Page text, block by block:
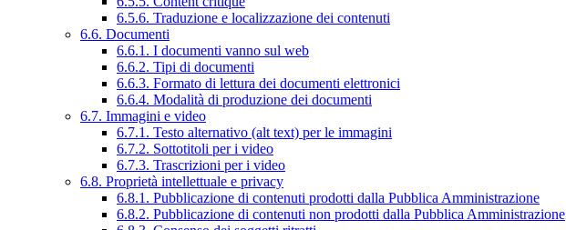
6.5.6. Traduzione e localizzazione dei contenuti
6.6. Documenti
6.6.1. I documenti vanno sul web
6.6.2. Tipi di documenti
6.6.3. Formato di lettura dei documenti elettronici
6.6.4. Modalità di produzione dei documenti
6.7. Immagini e video
6.7.1. Testo alternativo (alt text) per le immagini
6.7.2. Sottotitoli per i video
6.7.3. Trascrizioni per i video
6.8. Proprietà intellettuale e privacy
6.8.1. Pubblicazione di contenuti prodotti dalla Pubblica Amministrazione
6.8.2. Pubblicazione di contenuti non prodotti dalla Pubblica Amministrazione